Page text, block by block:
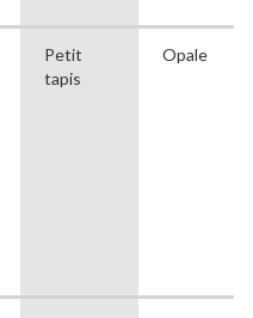
Petit
tapis
Opale